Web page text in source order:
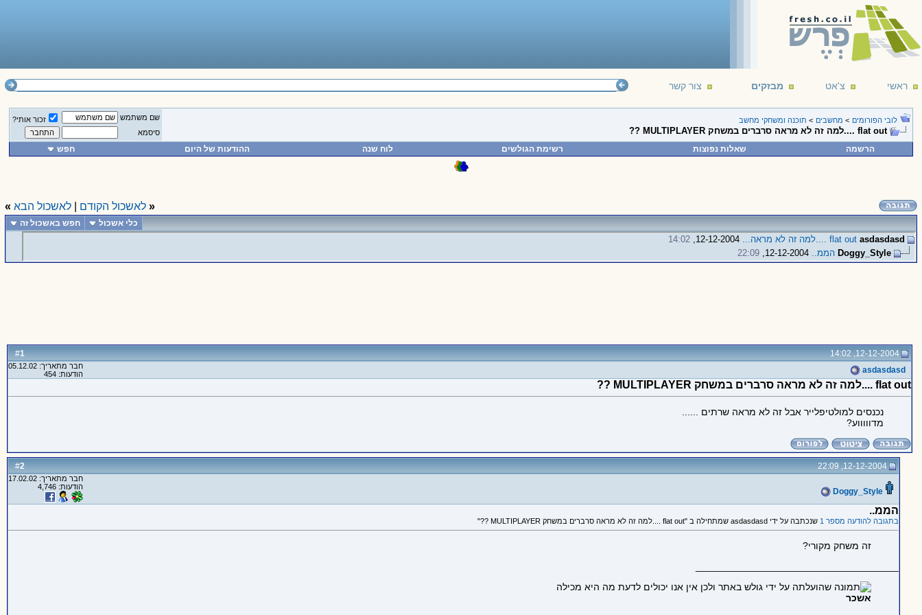
ראשי צ'אט מבזקים צור קשר
לובי הפורומים > מחשבים > תוכנה ומשחקי מחשב
flat out ....למה זה לא מראה סרברים במשחק MULTIPLAYER ??
שם משתמש
זכור אותי?
סיסמא
הרשמה שאלות נפוצות רשימת הגולשים לוח שנה ההודעות של היום חפש
« לאשכול הקודם לאשכול הבא »
כלי אשכול חפש באשכול זה
asdasdasd flat out ....למה זה לא מראה...
14:02
Doggy_Style הממ.. 22:09
#
1
12-12-2004, 14:02
asdasdasd
חבר מתאריך: 05.12.02
הודעות: 454
flat out ....למה זה לא מראה סרברים במשחק MULTIPLAYER ??
נכנסים למולטיפלייר אבל זה לא מראה שרתים ......
מדוווווע?
#
2 12-12-2004, 22:09
Doggy_Style
חבר מתאריך: 17.02.02
הודעות: 4,746
הממ..
בתגובה להודעה מספר 1 שנכתבה על ידי asdasdasd שמתחילה ב "flat out ....למה זה לא מראה סרברים במשחק MULTIPLAYER ??"
זה משחק מקורי?
אשכר